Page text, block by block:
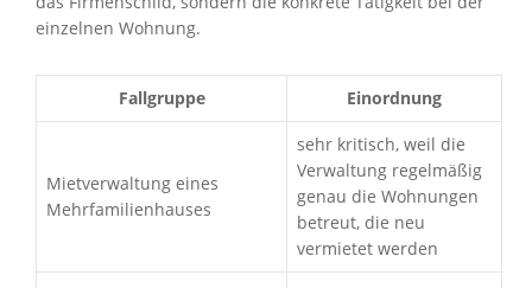
einzelnen Wohnung.
Fallgruppe Einordnung
Mietverwaltung eines
Mehrfamilienhauses
sehr kritisch, weil die
Verwaltung regelmäßig
genau die Wohnungen
betreut, die neu
vermietet werden